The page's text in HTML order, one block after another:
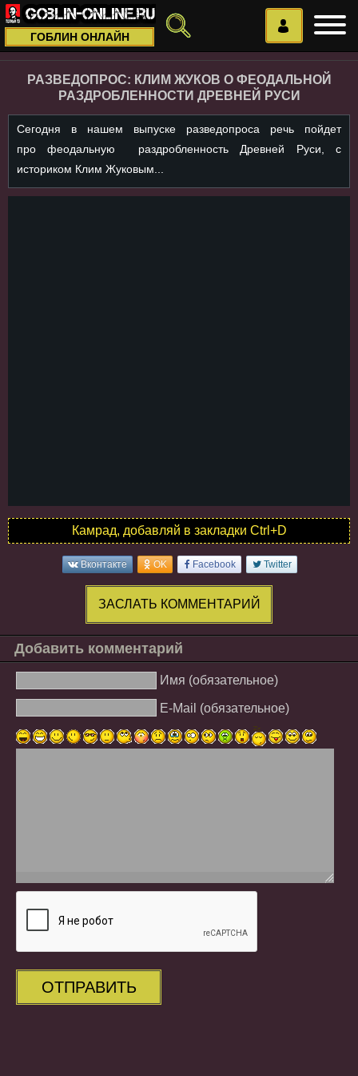
ГОБЛИН ОНЛАЙН
РАЗВЕДОПРОС: КЛИМ ЖУКОВ О ФЕОДАЛЬНОЙ
РАЗДРОБЛЕННОСТИ ДРЕВНЕЙ РУСИ
Сегодня в нашем выпуске разведопроса речь пойдет
про феодальную раздробленность Древней Руси, с
историком Клим Жуковым...
Камрад, добавляй в закладки Ctrl+D
Вконтакте OK Facebook Twitter
ЗАСЛАТЬ КОММЕНТАРИЙ
Добавить комментарий
Имя (обязательное)
E-Mail (обязательное)
ОТПРАВИТЬ